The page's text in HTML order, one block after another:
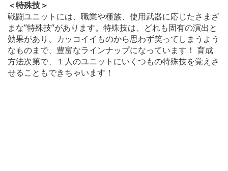
＜特殊技＞
戦闘ユニットには、職業や種族、使用武器に応じたさまざ
まな”特殊技”があります。特殊技は、どれも固有の演出と
効果があり、カッコイイものから思わず笑ってしまうよう
なものまで、豊富なラインナップになっています！ 育成
方法次第で、１人のユニットにいくつもの特殊技を覚えさ
せることもできちゃいます！